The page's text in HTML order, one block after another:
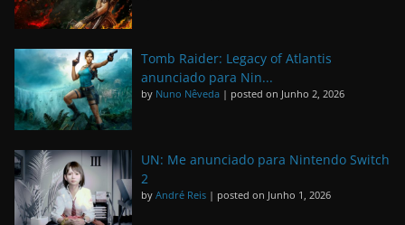
Tomb Raider: Legacy of Atlantis
anunciado para Nin...
by Nuno Nêveda | posted on Junho 2, 2026
UN: Me anunciado para Nintendo Switch
2
by André Reis | posted on Junho 1, 2026